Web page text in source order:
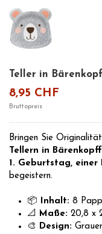
Teller in
8,95 CHF
Bruttopreis
Bringen Sie
Tellern in
1. Geburtstag,
begeistern.
📦 Inhalt: 8
📐 Maße: 20,8 x
🎨 Design: